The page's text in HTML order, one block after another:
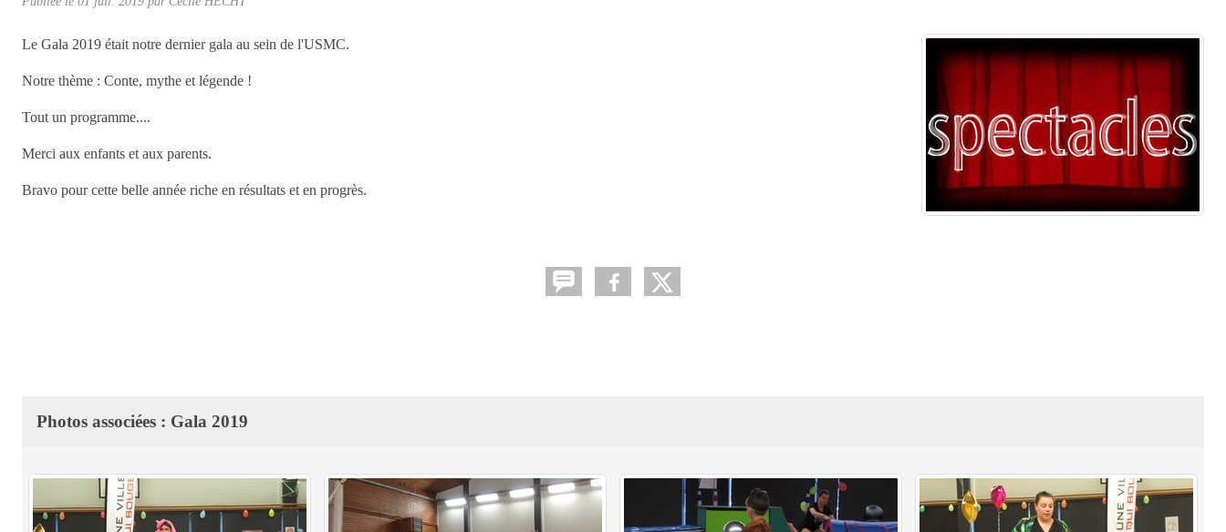
Le Gala 2019 était notre dernier gala au sein de l'USMC.
Notre thème : Conte, mythe et légende !
Tout un programme....
Merci aux enfants et aux parents.
Bravo pour cette belle année riche en résultats et en progrès.
Photos associées : Gala 2019